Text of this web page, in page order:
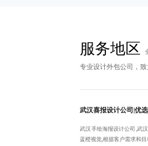
服务地区
专业设计外包公司，
武汉手绘海报设计公司,武
蓝橙视觉,根据客户需求和